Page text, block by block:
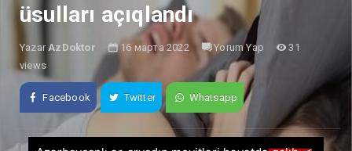
üsulları açıqlandı
Yazar AzDoktor 16 марта 2022 Yorum Yap
31
views
Facebook Twitter Whatsapp